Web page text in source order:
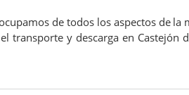
de todos los aspectos de la
transporte y descarga en Castejón